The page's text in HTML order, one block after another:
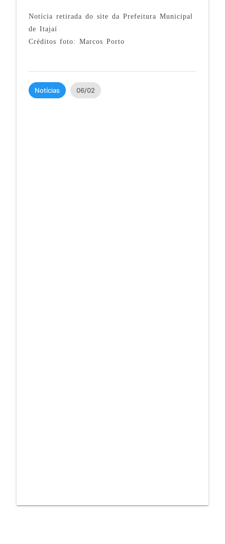
Notícia retirada do site da Prefeitura Municipal
de Itajaí
Créditos foto: Marcos Porto
Notícias 06/02